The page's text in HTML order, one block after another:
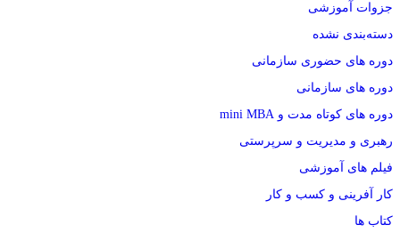
جزوات آموزشی
دسته‌بندی نشده
دوره های حضوری سازمانی
دوره های سازمانی
دوره های کوتاه مدت و mini MBA
رهبری و مدیریت و سرپرستی
فیلم های آموزشی
کار آفرینی و کسب و کار
کتاب ها